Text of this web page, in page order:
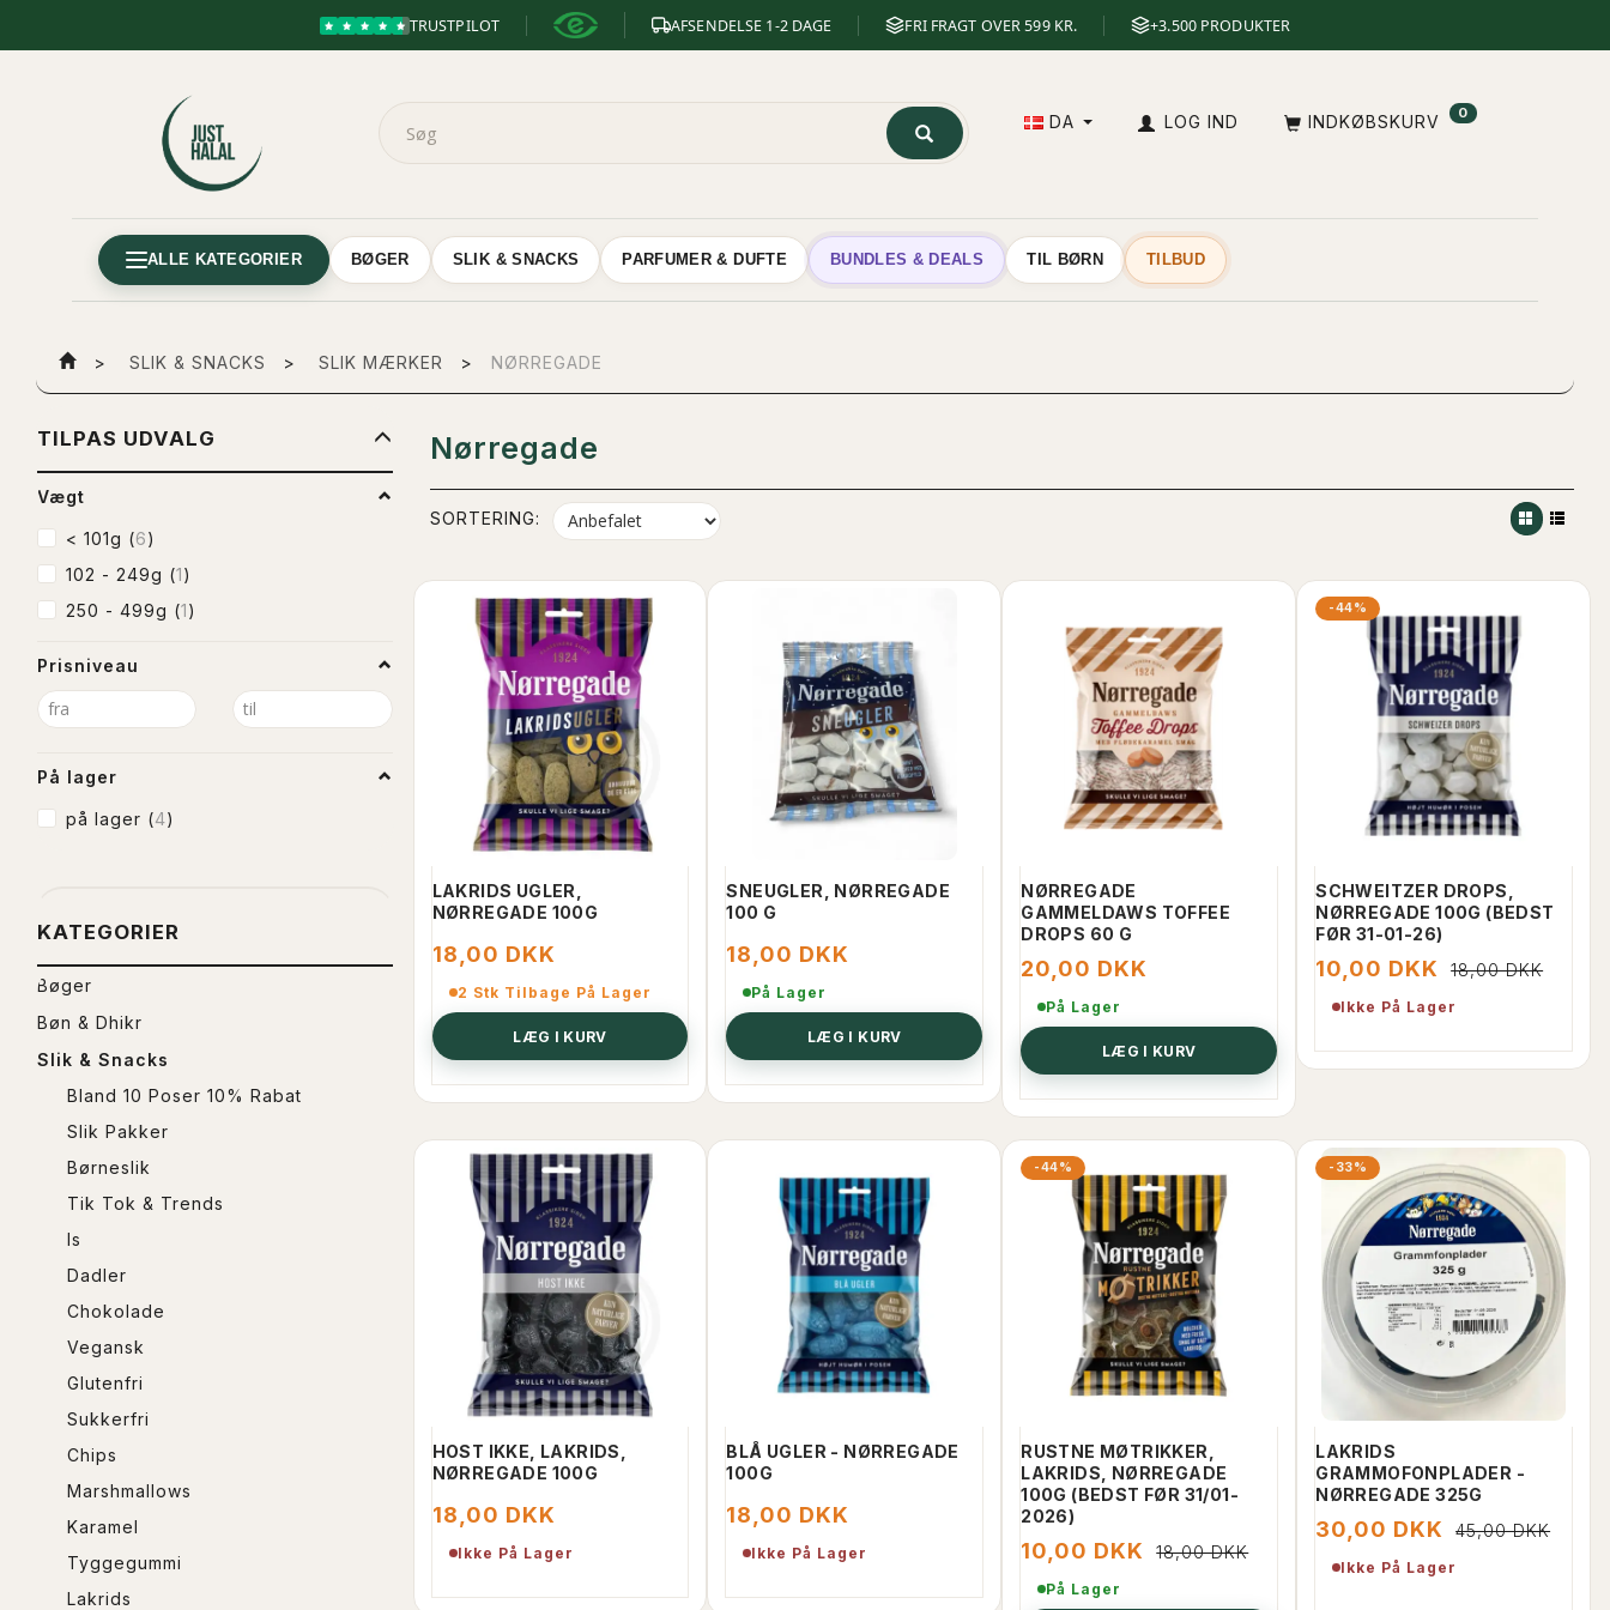
TRUSTPILOT AFSENDELSE 1-2 DAGE FRI FRAGT OVER 599 KR. +3.500 PRODUKTER
DA LOG IND INDKØBSKURV 0
ALLE KATEGORIER BØGER SLIK & SNACKS PARFUMER & DUFTE BUNDLES & DEALS TIL BØRN TILBUD
SLIK & SNACKS SLIK MÆRKER NØRREGADE
TILPAS UDVALG
SKIFTE
FILTER
Vægt
< 101g (6)
102 - 249g (1)
250 - 499g (1)
Prisniveau
På lager
på lager (4)
KATEGORIER
Bøger
Bøn & Dhikr
Slik & Snacks
Bland 10 Poser 10% Rabat
Slik Pakker
Børneslik
Tik Tok & Trends
Is
Dadler
Chokolade
Vegansk
Glutenfri
Sukkerfri
Chips
Marshmallows
Karamel
Tyggegummi
Lakrids
Nørregade
SORTERING:
LAKRIDS UGLER,
NØRREGADE 100G
18,00 DKK
2 Stk Tilbage På Lager
LÆG I KURV
SNEUGLER, NØRREGADE
100 G
18,00 DKK
På Lager
LÆG I KURV
NØRREGADE
GAMMELDAWS TOFFEE
DROPS 60 G
20,00 DKK
På Lager
LÆG I KURV
-44%
SCHWEITZER DROPS,
NØRREGADE 100G (BEDST
FØR 31-01-26)
10,00 DKK 18,00 DKK
Ikke På Lager
HOST IKKE, LAKRIDS,
NØRREGADE 100G
18,00 DKK
Ikke På Lager
BLÅ UGLER - NØRREGADE
100G
18,00 DKK
Ikke På Lager
-44%
RUSTNE MØTRIKKER,
LAKRIDS, NØRREGADE
100G (BEDST FØR 31/01-
2026)
10,00 DKK 18,00 DKK
På Lager
-33%
LAKRIDS
GRAMMOFONPLADER -
NØRREGADE 325G
30,00 DKK 45,00 DKK
Ikke På Lager